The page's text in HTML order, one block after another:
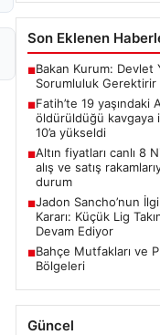
Son Eklenen
■Bakan Kurum: Devlet
Sorumluluk Gerektirir
■Fatih’te 19 yaşındaki
öldürüldüğü kavgaya
10’a yükseldi
■Altın fiyatları canlı 8
alış ve satış
durum
■Jadon Sancho’nun
Kararı: Küçük Lig
Devam Ediyor
■Bahçe Mutfakları ve
Bölgeleri
Güncel